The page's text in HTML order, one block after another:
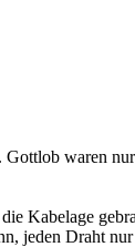
Gottlob waren
Kabelage
jeden Draht